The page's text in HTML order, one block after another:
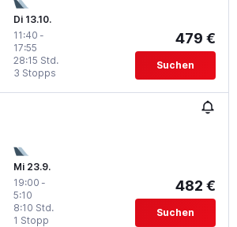
Di 13.10.
11:40 -
17:55
3 Stopps
28:15 Std.
479 €
Suchen
Mi 23.9.
19:00 -
5:10
1 Stopp
8:10 Std.
482 €
Suchen